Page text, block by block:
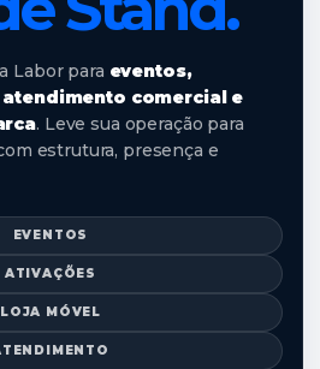
Labor para eventos,
comercial e
. Leve sua operação para
estrutura, presença e
EVENTOS
ATIVAÇÕES
LOJA MÓVEL